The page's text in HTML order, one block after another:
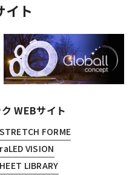
イト
WEBサイト
STRETCH FORME
LED VISION
LIBRARY